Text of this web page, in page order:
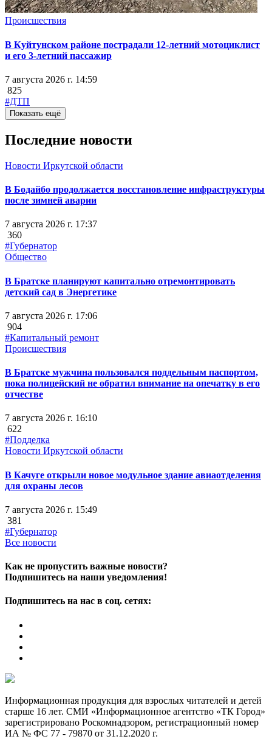
Происшествия
В Куйтунском районе пострадали 12-летний мотоциклист
и его 3-летний пассажир
7 августа 2026 г. 14:59
825
#ДТП
Показать ещё
Последние новости
Новости Иркутской области
В Бодайбо продолжается восстановление инфраструктуры
после зимней аварии
7 августа 2026 г. 17:37
360
#Губернатор
Общество
В Братске планируют капитально отремонтировать
детский сад в Энергетике
7 августа 2026 г. 17:06
904
#Капитальный ремонт
Происшествия
В Братске мужчина пользовался поддельным паспортом,
пока полицейский не обратил внимание на опечатку в его
отчестве
7 августа 2026 г. 16:10
622
#Подделка
Новости Иркутской области
В Качуге открыли новое модульное здание авиаотделения
для охраны лесов
7 августа 2026 г. 15:49
381
#Губернатор
Все новости
Как не пропустить важные новости?
Подпишитесь на наши уведомления!
Подпишитесь на нас в соц. сетях:
Информационная продукция для взрослых читателей и детей
старше 16 лет. СМИ «Информационное агентство «ТК Город»
зарегистрировано Роскомнадзором, регистрационный номер
ИА № ФС 77 - 79870 от 31.12.2020 г.